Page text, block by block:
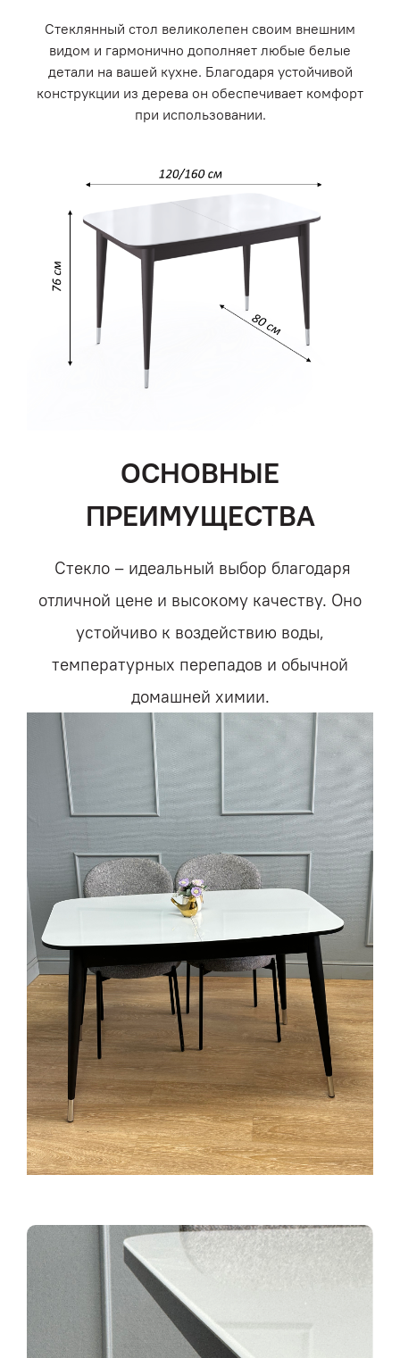
Стеклянный стол великолепен своим внешним
видом и гармонично дополняет любые белые
детали на вашей кухне. Благодаря устойчивой
конструкции из дерева он обеспечивает комфорт
при использовании.
ОСНОВНЫЕ
ПРЕИМУЩЕСТВА
Cтекло – идеальный выбор благодаря
отличной цене и высокому качеству. Оно
устойчиво к воздействию воды,
температурных перепадов и обычной
домашней химии.